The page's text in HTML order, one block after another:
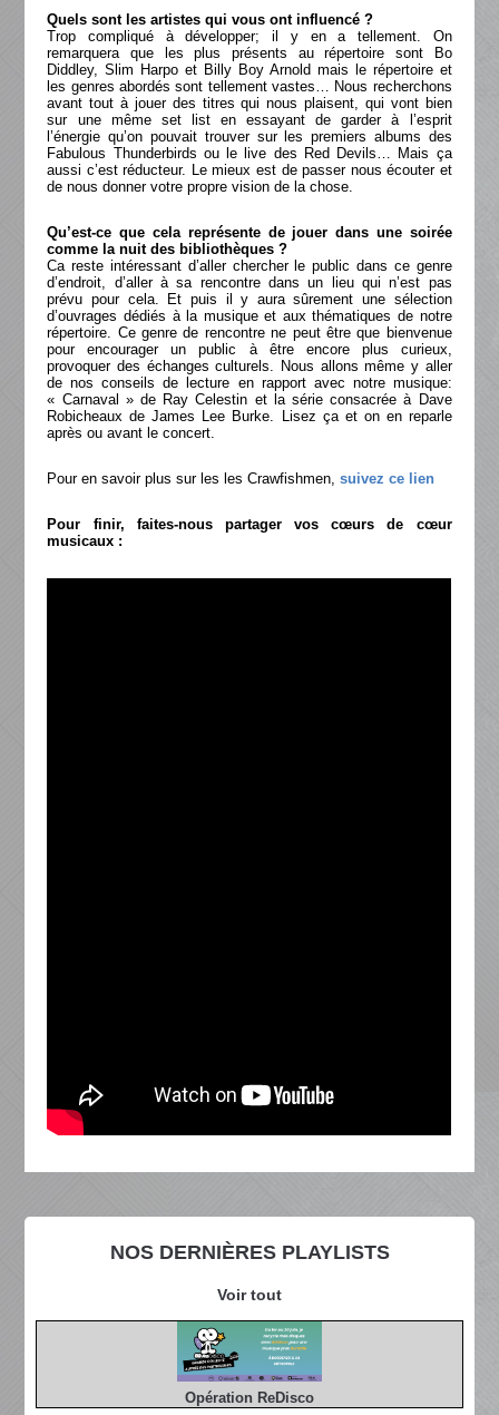
NOS DERNIÈRES PLAYLISTS
Voir tout
Opération ReDisco
Quels sont les artistes qui vous ont influencé ?
Trop compliqué à développer; il y en a tellement. On
remarquera que les plus présents au répertoire sont Bo
Diddley, Slim Harpo et Billy Boy Arnold mais le répertoire et
les genres abordés sont tellement vastes… Nous recherchons
avant tout à jouer des titres qui nous plaisent, qui vont bien
sur une même set list en essayant de garder à l’esprit
l’énergie qu’on pouvait trouver sur les premiers albums des
Fabulous Thunderbirds ou le live des Red Devils… Mais ça
aussi c’est réducteur. Le mieux est de passer nous écouter et
de nous donner votre propre vision de la chose.
Qu’est-ce que cela représente de jouer dans une soirée
comme la nuit des bibliothèques ?
Ca reste intéressant d’aller chercher le public dans ce genre
d’endroit, d’aller à sa rencontre dans un lieu qui n’est pas
prévu pour cela. Et puis il y aura sûrement une sélection
d’ouvrages dédiés à la musique et aux thématiques de notre
répertoire. Ce genre de rencontre ne peut être que bienvenue
pour encourager un public à être encore plus curieux,
provoquer des échanges culturels. Nous allons même y aller
de nos conseils de lecture en rapport avec notre musique:
« Carnaval » de Ray Celestin et la série consacrée à Dave
Robicheaux de James Lee Burke. Lisez ça et on en reparle
après ou avant le concert.
Pour en savoir plus sur les les Crawfishmen,suivez ce lien
Pour finir, faites-nous partager vos cœurs de cœur
musicaux :